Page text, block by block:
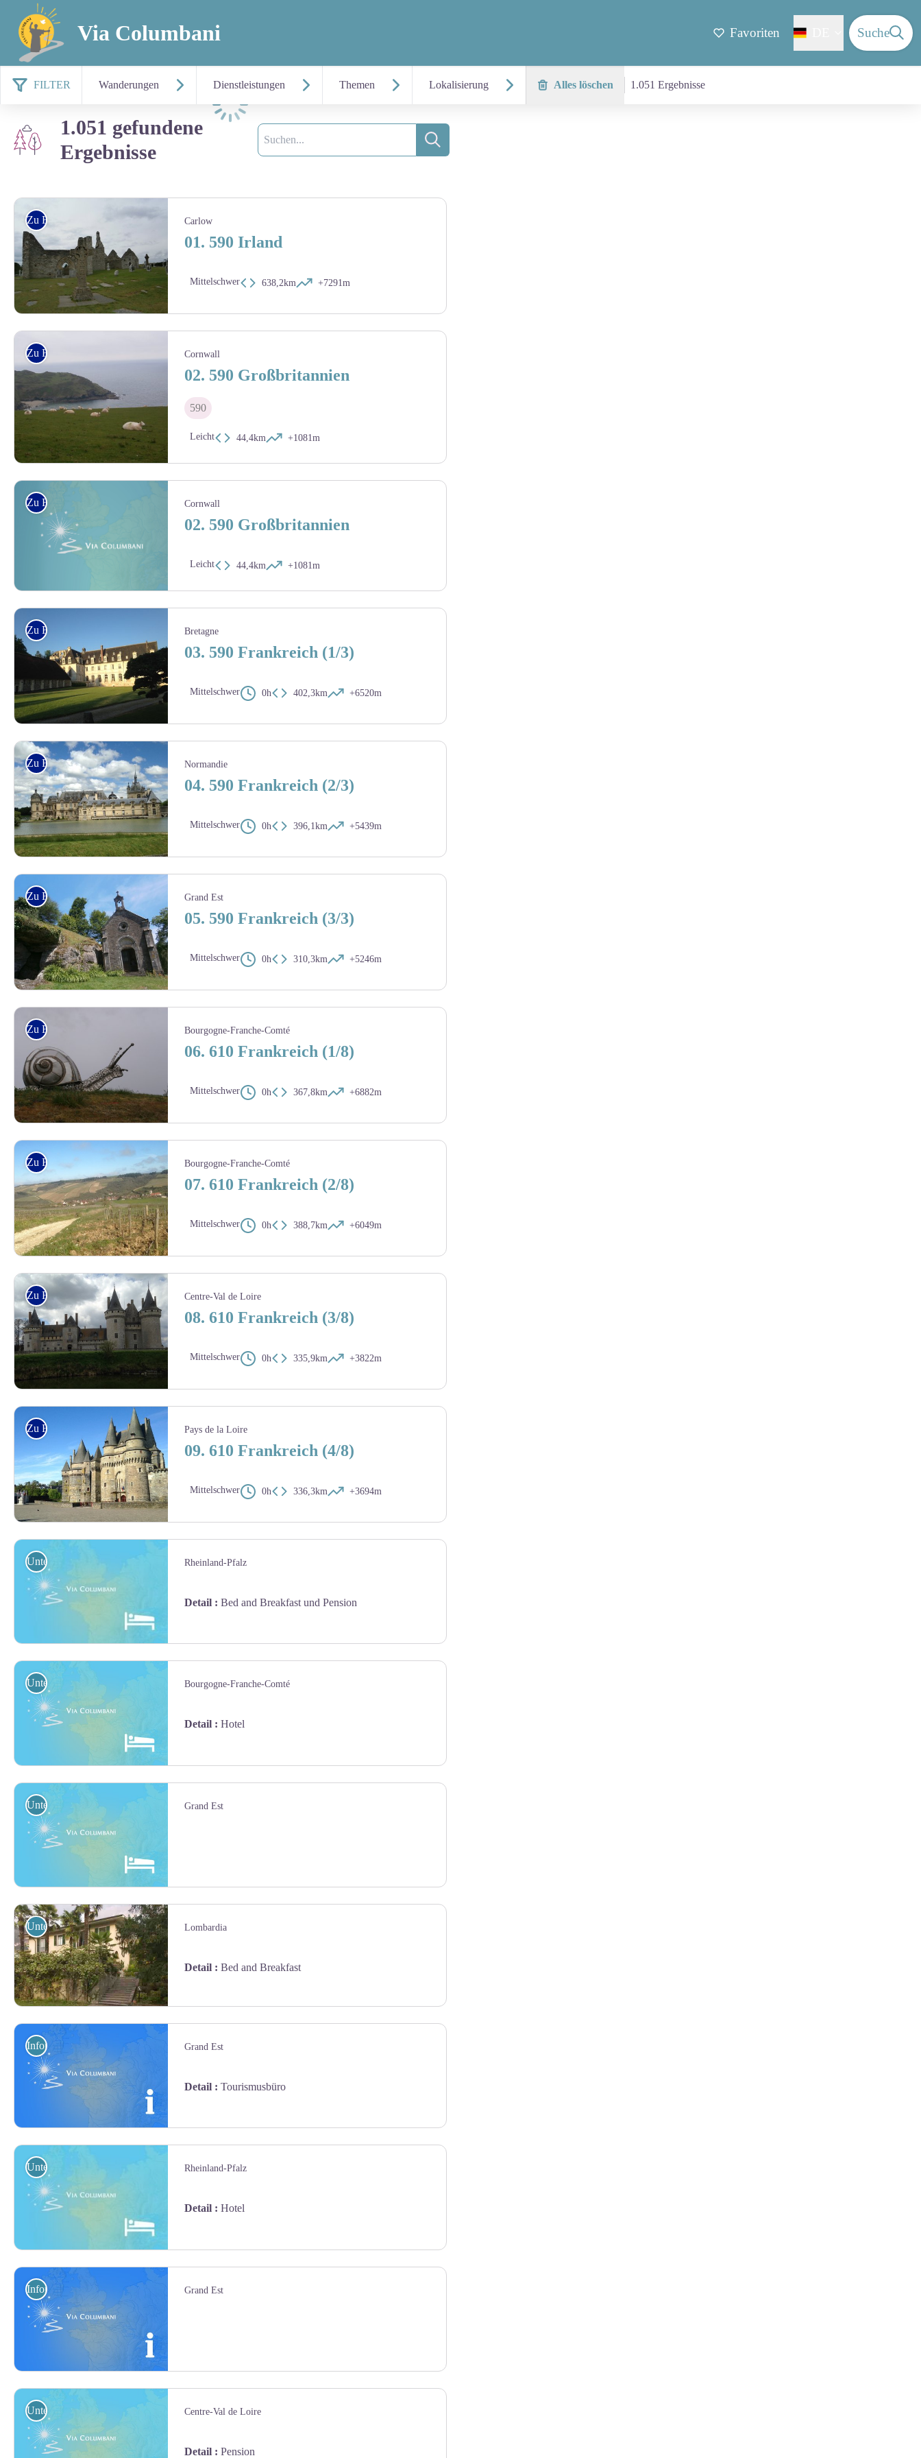
Via Columbani Favoriten Suche
FILTER Wanderungen Dienstleistungen Themen Lokalisierung Alles löschen 1.051 Ergebnisse
1.051 gefundene
Ergebnisse
Suche
Suche
Zu Fuss Carlow
01. 590 Irland
Mittelschwer 638,2km +7291m
Zu Fuss Cornwall
02. 590 Großbritannien
590
Leicht 44,4km +1081m
Zu Fuss Cornwall
02. 590 Großbritannien
Leicht 44,4km +1081m
Zu Fuss Bretagne
03. 590 Frankreich (1/3)
Mittelschwer 0h 402,3km +6520m
Zu Fuss Normandie
04. 590 Frankreich (2/3)
Mittelschwer 0h 396,1km +5439m
Zu Fuss Grand Est
05. 590 Frankreich (3/3)
Mittelschwer 0h 310,3km +5246m
Zu Fuss Bourgogne-Franche-Comté
06. 610 Frankreich (1/8)
Mittelschwer 0h 367,8km +6882m
Zu Fuss Bourgogne-Franche-Comté
07. 610 Frankreich (2/8)
Mittelschwer 0h 388,7km +6049m
Zu Fuss Centre-Val de Loire
08. 610 Frankreich (3/8)
Mittelschwer 0h 335,9km +3822m
Zu Fuss Pays de la Loire
09. 610 Frankreich (4/8)
Mittelschwer 0h 336,3km +3694m
Unterkunft Rheinland-Pfalz
Detail : Bed and Breakfast und Pension
Unterkunft Bourgogne-Franche-Comté
Detail : Hotel
Unterkunft Grand Est
Unterkunft Lombardia
Detail : Bed and Breakfast
Information Grand Est
Detail : Tourismusbüro
Unterkunft Rheinland-Pfalz
Detail : Hotel
Information Grand Est
Unterkunft Centre-Val de Loire
Detail : Pension
Laden